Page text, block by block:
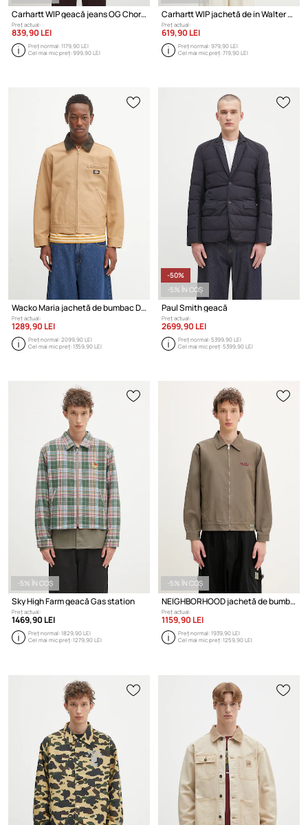
Carhartt WIP geacă jeans OG Chore Coat
Preț actual:
839,90 LEI
Preț normal:1179,90 LEI
Cel mai mic preț:999,90 LEI
Carhartt WIP jachetă de in Walter Chore
Preț actual:
619,90 LEI
Preț normal:979,90 LEI
Cel mai mic preț:719,90 LEI
Wacko Maria jachetă de bumbac DICKIES / WORK JACKET
Preț actual:
1289,90 LEI
Preț normal:2099,90 LEI
Cel mai mic preț:1359,90 LEI
-50%
-5% ÎN COȘ
Paul Smith geacă
Preț actual:
2699,90 LEI
Preț normal:5399,90 LEI
Cel mai mic preț:5399,90 LEI
-5% ÎN COȘ
Sky High Farm geacă Gas station
Preț actual:
1469,90 LEI
Preț normal:1829,90 LEI
Cel mai mic preț:1279,90 LEI
-5% ÎN COȘ
NEIGHBORHOOD jachetă de bumbac Zip Work Jacket
Preț actual:
1159,90 LEI
Preț normal:1939,90 LEI
Cel mai mic preț:1259,90 LEI